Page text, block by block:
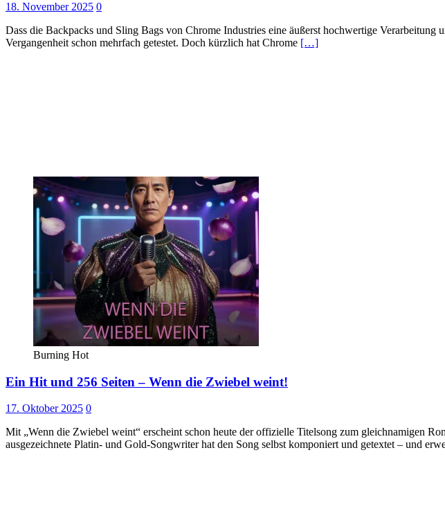
18. November 2025 0
Dass die Backpacks und Sling Bags von Chrome Industries eine äußerst hochwertige
Vergangenheit schon mehrfach getestet. Doch kürzlich hat Chrome […]
Burning Hot
Ein Hit und 256 Seiten – Wenn die Zwiebel weint!
17. Oktober 2025 0
Mit „Wenn die Zwiebel weint“ erscheint schon heute der offizielle Titelsong zum gleichnamigen
ausgezeichnete Platin- und Gold-Songwriter hat den Song selbst komponiert und getextet – und